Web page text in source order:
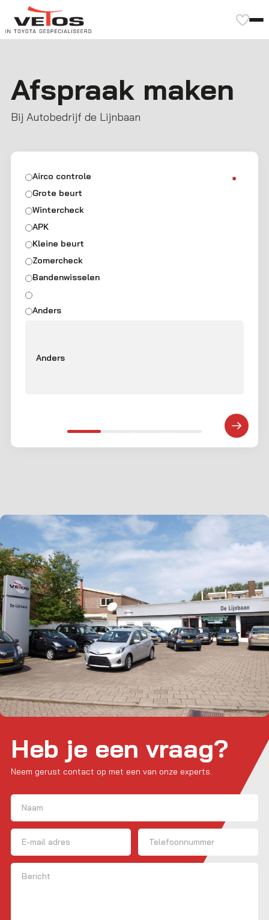
Afspraak maken
Bij Autobedrijf de Lijnbaan
(Vereist)
Airco controle
Grote beurt
Wintercheck
APK
Kleine beurt
Zomercheck
Bandenwisselen
Anders
Heb je een vraag?
Neem gerust contact op met een van onze experts.
Naam
Voornaam
E-mailadres Telefoon
Bericht